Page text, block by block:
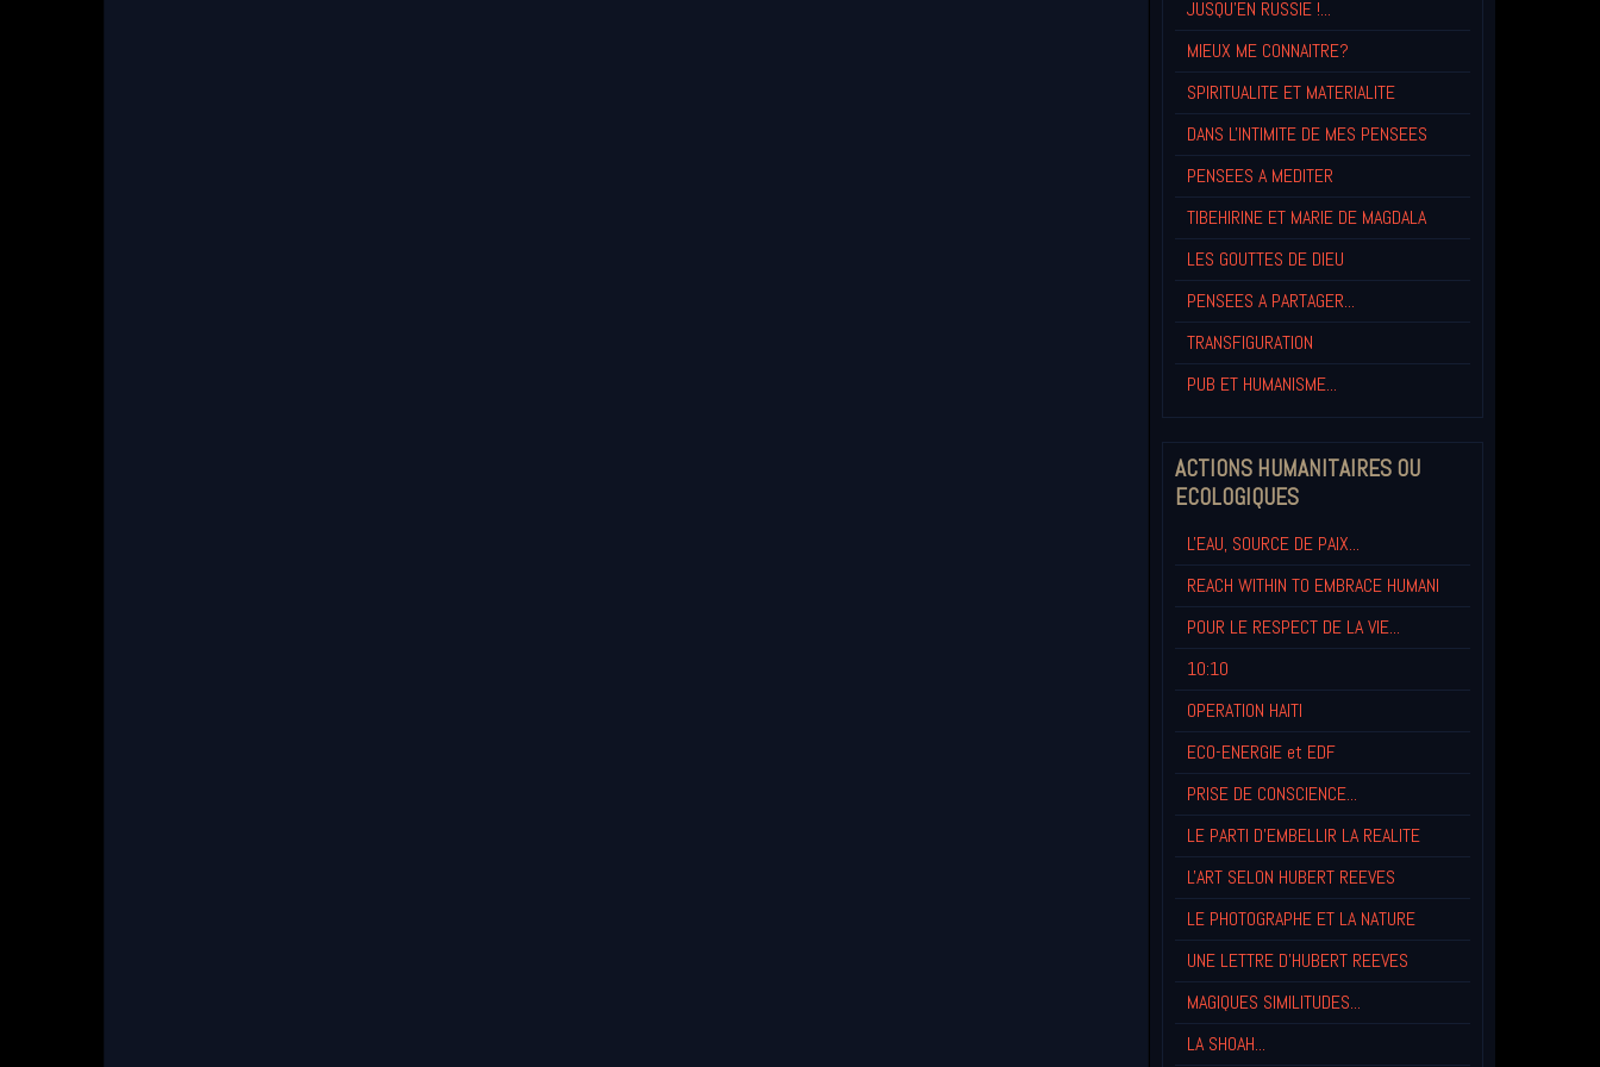
JUSQU'EN RUSSIE !...
MIEUX ME CONNAITRE?
SPIRITUALITE ET MATERIALITE
DANS L'INTIMITE DE MES PENSEES
PENSEES A MEDITER
TIBEHIRINE ET MARIE DE MAGDALA
LES GOUTTES DE DIEU
PENSEES A PARTAGER...
TRANSFIGURATION
PUB ET HUMANISME...
ACTIONS HUMANITAIRES OU
ECOLOGIQUES
L'EAU, SOURCE DE PAIX...
REACH WITHIN TO EMBRACE HUMANI
POUR LE RESPECT DE LA VIE...
10:10
OPERATION HAITI
ECO-ENERGIE et EDF
PRISE DE CONSCIENCE...
LE PARTI D'EMBELLIR LA REALITE
L'ART SELON HUBERT REEVES
LE PHOTOGRAPHE ET LA NATURE
UNE LETTRE D'HUBERT REEVES
MAGIQUES SIMILITUDES...
LA SHOAH...